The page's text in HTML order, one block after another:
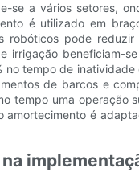
se a vários setores,
é utilizado em
robóticos pode
irrigação beneficiam-
tempo de
de barcos e
tempo uma
amortecimento é